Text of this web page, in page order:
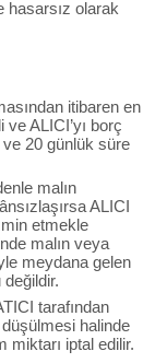
hasarsız olarak
itibaren en
ALICI’yı borç
ve 20 günlük süre
malın
ALICI
etmekle
malın veya
meydana gelen
tarafından
düşülmesi halinde
miktarı iptal edilir.